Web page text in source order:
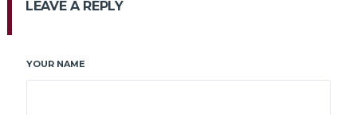
LEAVE A REPLY
YOUR NAME